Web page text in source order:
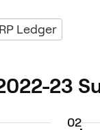
Ledger
23
02